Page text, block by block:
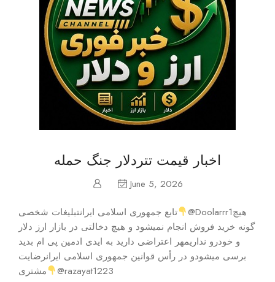
اخبار قیمت تتر‌دلار جنگ حمله
June 5, 2026
تابع جمهوری اسلامی ایرانتبلیغات شخصی
@Doolarrr1هیچ
گونه خرید فروش انجام نمیشود و هیچ دخالتی در بازار ارز دلار
و خودرو نداریمهر اعتراضی دارید به ایدی ادمین پی ام بدید
برسی میشودو در رأس قوانین جمهوری اسلامی ایرانرضایت
مشتری
@razayat1223